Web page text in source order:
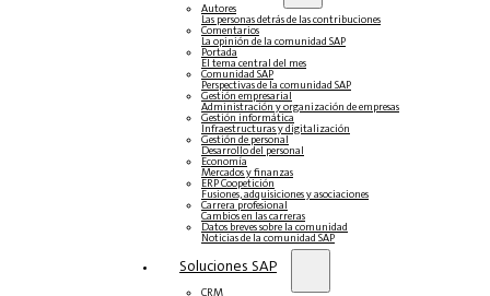
Autores
Las personas detrás de las contribuciones
Comentarios
La opinión de la comunidad SAP
Portada
El tema central del mes
Comunidad SAP
Perspectivas de la comunidad SAP
Gestión empresarial
Administración y organización de empresas
Gestión informática
Infraestructuras y digitalización
Gestión de personal
Desarrollo del personal
Economía
Mercados y finanzas
ERP Coopetición
Fusiones, adquisiciones y asociaciones
Carrera profesional
Cambios en las carreras
Datos breves sobre la comunidad
Noticias de la comunidad SAP
Soluciones‎‎ SAP
CRM